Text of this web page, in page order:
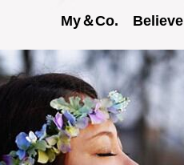
My＆Co. Believe